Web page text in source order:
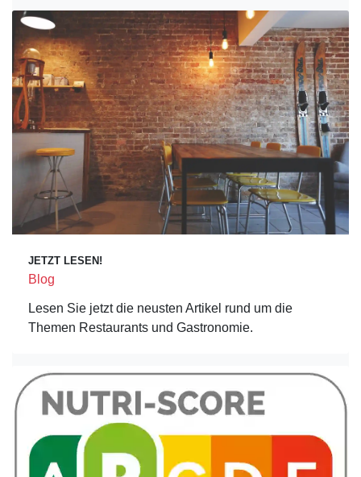
JETZT LESEN!
Blog
Lesen Sie jetzt die neusten Artikel rund um die
Themen Restaurants und Gastronomie.